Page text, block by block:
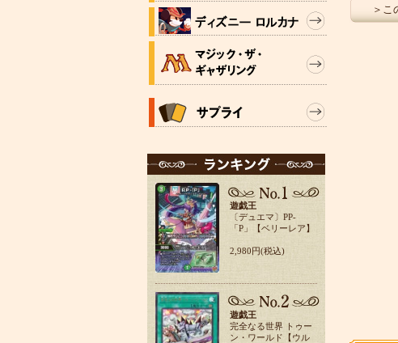
遊戯王
〔デュエマ〕PP-
「P」【ベリーレア】
2,980円(税込)
遊戯王
完全なる世界 トゥー
ン・ワールド【ウル
＞こ